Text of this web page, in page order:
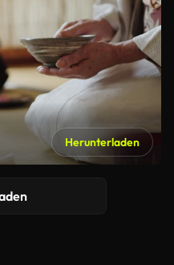
Herunterladen